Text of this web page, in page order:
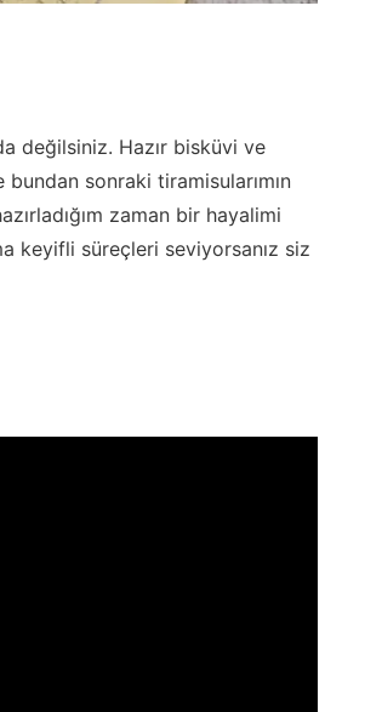
değilsiniz. Hazır bisküvi ve
sonraki tiramisularımın
zaman bir hayalimi
keyifli süreçleri seviyorsanız siz